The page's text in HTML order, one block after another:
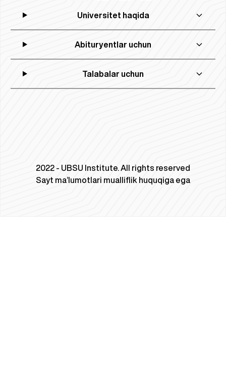
Universitet haqida
Abituryentlar uchun
Talabalar uchun
2022 - UBSU Institute. All rights reserved
Sayt ma’lumotlari mualliflik huquqiga ega